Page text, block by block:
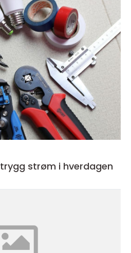
Elektriker lillestrøm trygg strøm i hverdagen